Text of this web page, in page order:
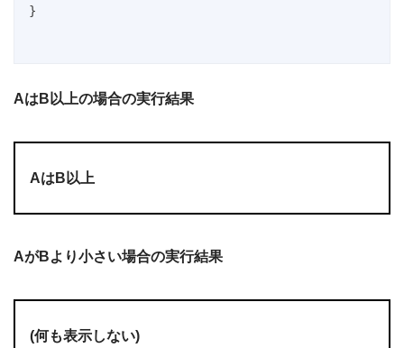
}
AはB以上の場合の実行結果
AはB以上
AがBより小さい場合の実行結果
(何も表示しない)